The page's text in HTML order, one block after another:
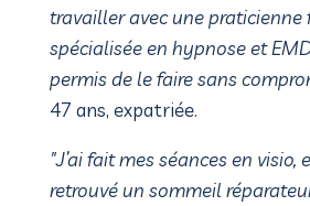
travailler avec une praticienne
spécialisée en hypnose et
permis de le faire sans
47 ans, expatriée.
"J’ai fait mes séances en visio,
retrouvé un sommeil